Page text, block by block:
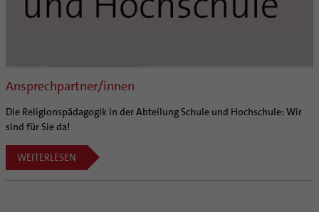
Ansprechpartner/innen
Die Religionspädagogik in der Abteilung Schule und Hochschule: Wir
sind für Sie da!
WEITERLESEN